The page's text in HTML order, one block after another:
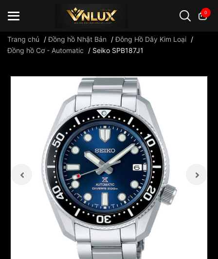
0
Trang chủ /Đồng hồ Nhật Bản /Đông Hồ Dây Kim Loại /
Đồng hồ Cơ - Automatic
/ Seiko SPB187J1